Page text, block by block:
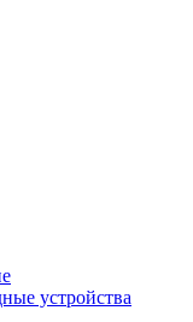
устройства